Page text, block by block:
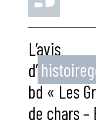
L’avis
d’
bd « Les
de chars –